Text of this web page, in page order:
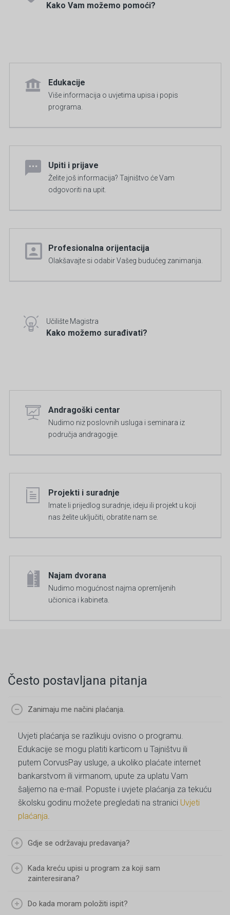
Kako Vam možemo pomoći?
Edukacije
Više informacija o uvjetima upisa i popis
programa.
Upiti i prijave
Želite još informacija? Tajništvo će Vam
odgovoriti na upit.
Profesionalna orijentacija
Olakšavajte si odabir Vašeg budućeg zanimanja.
Učilište Magistra
Kako možemo surađivati?
Andragoški centar
Nudimo niz poslovnih usluga i seminara iz
područja andragogije.
Projekti i suradnje
Imate li prijedlog suradnje, ideju ili projekt u koji
nas želite uključiti, obratite nam se.
Najam dvorana
Nudimo mogućnost najma opremljenih
učionica i kabineta.
Često postavljana pitanja
Zanimaju me načini plaćanja.
Uvjeti plaćanja se razlikuju ovisno o programu.
Edukacije se mogu platiti karticom u Tajništvu ili
putem CorvusPay usluge, a ukoliko plaćate internet
bankarstvom ili virmanom, upute za uplatu Vam
šaljemo na e-mail. Popuste i uvjete plaćanja za tekuću
školsku godinu možete pregledati na stranici Uvjeti
plaćanja.
Gdje se održavaju predavanja?
Kada kreću upisi u program za koji sam
zainteresirana?
Do kada moram položiti ispit?